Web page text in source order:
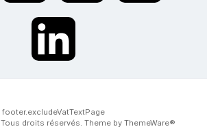
twt.widget.communities.linkedin.name
footer.excludeVatTextPage
droits réservés. Theme by ThemeWare®